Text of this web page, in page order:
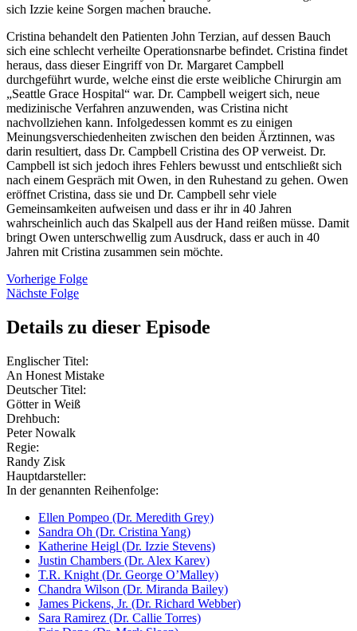
sich Izzie keine Sorgen machen brauche.
Cristina behandelt den Patienten John Terzian, auf dessen Bauch
sich eine schlecht verheilte Operationsnarbe befindet. Cristina findet
heraus, dass dieser Eingriff von Dr. Margaret Campbell
durchgeführt wurde, welche einst die erste weibliche Chirurgin am
„Seattle Grace Hospital“ war. Dr. Campbell weigert sich, neue
medizinische Verfahren anzuwenden, was Cristina nicht
nachvollziehen kann. Infolgedessen kommt es zu einigen
Meinungsverschiedenheiten zwischen den beiden Ärztinnen, was
darin resultiert, dass Dr. Campbell Cristina des OP verweist. Dr.
Campbell ist sich jedoch ihres Fehlers bewusst und entschließt sich
nach einem Gespräch mit Owen, in den Ruhestand zu gehen. Owen
eröffnet Cristina, dass sie und Dr. Campbell sehr viele
Gemeinsamkeiten aufweisen und dass er ihr in 40 Jahren
wahrscheinlich auch das Skalpell aus der Hand reißen müsse. Damit
bringt Owen unterschwellig zum Ausdruck, dass er auch in 40
Jahren mit Cristina zusammen sein möchte.
Vorherige Folge
Nächste Folge
Details zu dieser Episode
Englischer Titel:
An Honest Mistake
Deutscher Titel:
Götter in Weiß
Drehbuch:
Peter Nowalk
Regie:
Randy Zisk
Hauptdarsteller:
In der genannten Reihenfolge:
Ellen Pompeo (Dr. Meredith Grey)
Sandra Oh (Dr. Cristina Yang)
Katherine Heigl (Dr. Izzie Stevens)
Justin Chambers (Dr. Alex Karev)
T.R. Knight (Dr. George O’Malley)
Chandra Wilson (Dr. Miranda Bailey)
James Pickens, Jr. (Dr. Richard Webber)
Sara Ramirez (Dr. Callie Torres)